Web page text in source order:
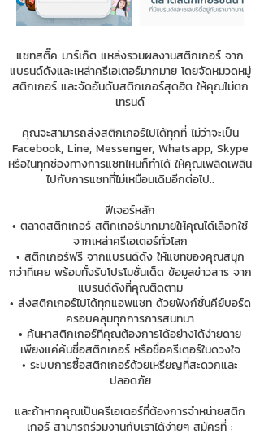
แชทสติ๊ค มาร์เก็ต แหล่งรวมผลงานสติกเกอร์ จาก
แบรนด์ดังและเหล่าครีเอเตอร์มากมาย โดยจัดหมวดหมู่
สติกเกอร์ และจัดอันดับสติกเกอร์สุดฮิต ให้คุณไม่ตก
เทรนด์
คุณจะสามารถส่งสติกเกอร์ไปได้ทุกที่ ไม่ว่าจะเป็น
Facebook, Line, Messenger, Whatsapp, Skype
หรือในทุกช่องทางการแชทไหนก็ทำได้ ให้คุณเพลิดเพลิน
ไปกับการแชทที่ไม่เหมือนเดิมอีกต่อไป..
ฟีเจอร์หลัก
• ตลาดสติกเกอร์ สติกเกอร์มากมายให้คุณได้เลือกใช้
จากเหล่าครีเอเตอร์ทั่วโลก
• สติกเกอร์ฟรี จากแบรนด์ดัง ให้แชทของคุณสนุก
กว่าที่เคย พร้อมทั้งรับโปรโมชั่นเด็ด ข้อมูลข่าวสาร จาก
แบรนด์ดังที่คุณติดตาม
• ส่งสติกเกอร์ไปได้ทุกแอพแชท ด้วยฟังก์ชั่นคีย์บอร์ด
ครอบคลุมทุกการการสนทนา
• ค้นหาสติกเกอร์ที่คุณต้องการได้อย่างได้ง่ายดาย
เพียงแค่ค้นชื่อสติกเกอร์ หรือชื่อครีเตอร์ในดวงใจ
• ระบบการซื้อสติกเกอร์ด้วยเหรียญที่สะดวกและ
ปลอดภัย
และถ้าหากคุณเป็นครีเอเตอร์ที่ต้องการจำหน่ายสติก
เกอร์ สามารถร่วมงานกับเราได้ง่ายๆ สมัครที่ :